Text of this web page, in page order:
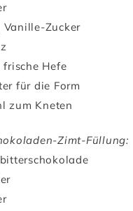
Vanille-Zucker
Hefe
für die Form
zum Kneten
Zimt-Füllung: